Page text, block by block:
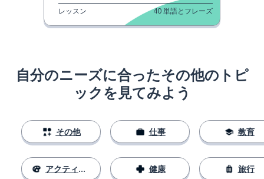
レッスン 40単語とフレーズ
自分のニーズに合ったその他のトピ
ックを見てみよう
その他
アクティビティ
仕事
健康
教育
旅行